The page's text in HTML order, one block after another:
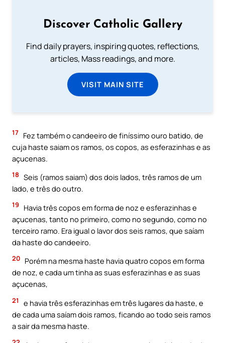
Discover Catholic Gallery
Find daily prayers, inspiring quotes, reflections,
articles, Mass readings, and more.
VISIT MAIN SITE
17 Fez também o candeeiro de finíssimo ouro batido, de
cuja haste saiam os ramos, os copos, as esferazinhas e as
açucenas.
18 Seis (ramos saiam) dos dois lados, três ramos de um
lado, e três do outro.
19
Havia três copos em forma de noz e esferazinhas e
açucenas, tanto no primeiro, como no segundo, como no
terceiro ramo. Era igual o lavor dos seis ramos, que saíam
da haste do candeeiro.
20 Porém na mesma haste havia quatro copos em forma
de noz, e cada um tinha as suas esferazinhas e as suas
açucenas,
21
e havia três esferazinhas em três lugares da haste, e
de cada uma saíam dois ramos, ficando ao todo seis ramos
a sair da mesma haste.